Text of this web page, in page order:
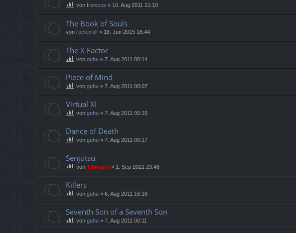
von Irenicus » 10. Aug 2011 21:10
The Book of Souls
von rocknrolf » 18. Jun 2015 18:44
The X Factor
von guhu » 7. Aug 2011 00:14
Piece of Mind
von guhu » 7. Aug 2011 00:07
Virtual XI
von guhu » 7. Aug 2011 00:15
Dance of Death
von guhu » 7. Aug 2011 00:17
Senjutsu
von Tillmann » 1. Sep 2021 23:46
Killers
von guhu » 6. Aug 2011 16:18
Seventh Son of a Seventh Son
von guhu » 7. Aug 2011 00:11